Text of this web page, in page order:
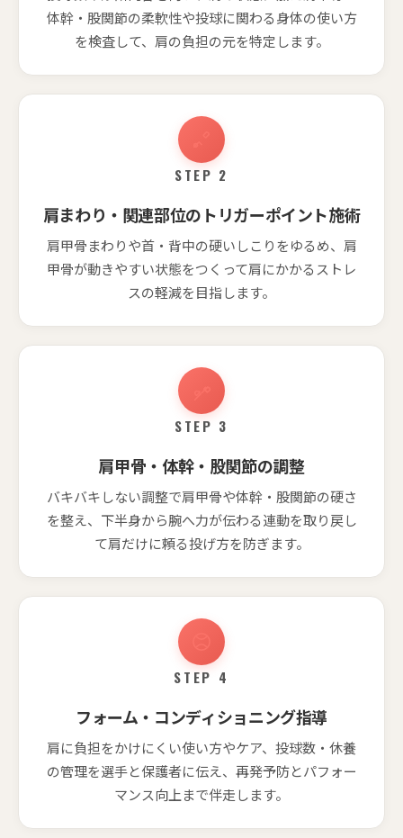
体幹・股関節の柔軟性や投球に関わる身体の使い方
を検査して、肩の負担の元を特定します。
STEP 2
肩まわり・関連部位のトリガーポイント施術
肩甲骨まわりや首・背中の硬いしこりをゆるめ、肩
甲骨が動きやすい状態をつくって肩にかかるストレ
スの軽減を目指します。
STEP 3
肩甲骨・体幹・股関節の調整
バキバキしない調整で肩甲骨や体幹・股関節の硬さ
を整え、下半身から腕へ力が伝わる連動を取り戻し
て肩だけに頼る投げ方を防ぎます。
STEP 4
フォーム・コンディショニング指導
肩に負担をかけにくい使い方やケア、投球数・休養
の管理を選手と保護者に伝え、再発予防とパフォー
マンス向上まで伴走します。